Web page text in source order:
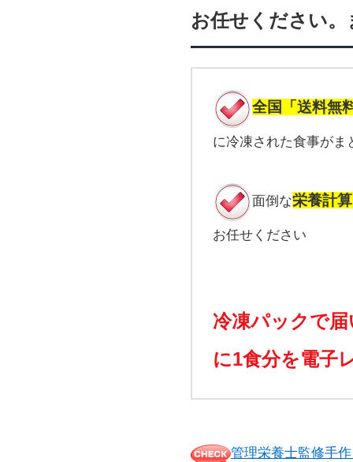
お任せください
全国「送料無
に冷凍された食事がま
面倒な栄養計
お任せください
冷凍パックで
に1食分を電子
管理栄養士監修手